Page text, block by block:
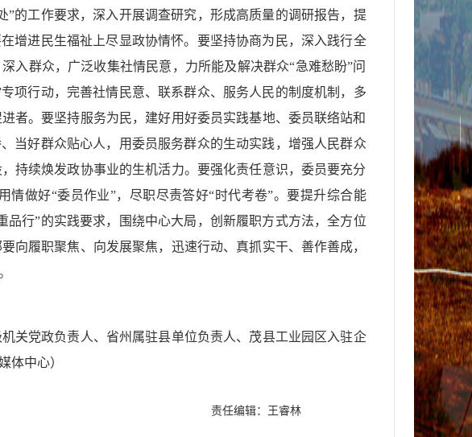
的工作要求，深入开展调查研究，形成高质量的调研报告，提
增进民生福祉上尽显政协情怀。要坚持协商为民，深入践行全
入群众，广泛收集社情民意，力所能及解决群众“急难愁盼”问
项行动，完善社情民意、联系群众、服务人民的制度机制，多
者。要坚持服务为民，建好用好委员实践基地、委员联络站和
当好群众贴心人，用委员服务群众的生动实践，增强人民群众
持续焕发政协事业的生机活力。要强化责任意识，委员要充分
做好“委员作业”，尽职尽责答好“时代考卷”。要提升综合能
行”的实践要求，围绕中心大局，创新履职方式方法，全方位
向履职聚焦、向发展聚焦，迅速行动、真抓实干、善作善成，
关党政负责人、省州属驻县单位负责人、茂县工业园区入驻企
体中心）
责任编辑：王睿林